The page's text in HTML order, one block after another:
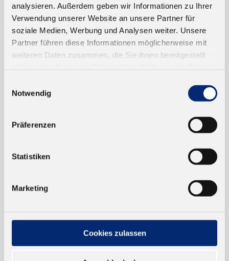
analysieren. Außerdem geben wir Informationen zu Ihrer
Verwendung unserer Website an unsere Partner für
soziale Medien, Werbung und Analysen weiter. Unsere
Partner führen diese Informationen möglicherweise mit
weiteren Daten zusammen, die Sie ihnen bereitgestellt
Notwendig
Präferenzen
Statistiken
Marketing
Cookies zulassen
EINKAUFEN
NEUKUNDEN
VERSAND UND ZAHLUNG
EINFACH BEZAHLEN
Verkauf nur an Unternehmer,
Gewerbetreibende und öffentliche